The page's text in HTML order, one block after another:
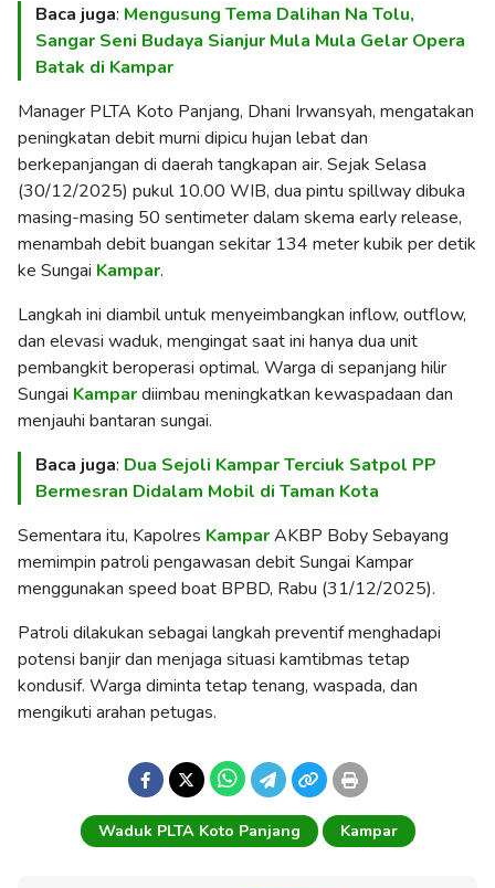
Baca juga: Mengusung Tema Dalihan Na Tolu,
Sangar Seni Budaya Sianjur Mula Mula Gelar Opera
Batak di Kampar
Manager PLTA Koto Panjang, Dhani Irwansyah, mengatakan
peningkatan debit murni dipicu hujan lebat dan
berkepanjangan di daerah tangkapan air. Sejak Selasa
(30/12/2025) pukul 10.00 WIB, dua pintu spillway dibuka
masing-masing 50 sentimeter dalam skema early release,
menambah debit buangan sekitar 134 meter kubik per detik
ke Sungai Kampar.
Langkah ini diambil untuk menyeimbangkan inflow, outflow,
dan elevasi waduk, mengingat saat ini hanya dua unit
pembangkit beroperasi optimal. Warga di sepanjang hilir
Sungai Kampardiimbau meningkatkan kewaspadaan dan
menjauhi bantaran sungai.
Baca juga: Dua Sejoli Kampar Terciuk Satpol PP
Bermesran Didalam Mobil di Taman Kota
Sementara itu, Kapolres KamparAKBP Boby Sebayang
memimpin patroli pengawasan debit Sungai Kampar
menggunakan speed boat BPBD, Rabu (31/12/2025).
Patroli dilakukan sebagai langkah preventif menghadapi
potensi banjir dan menjaga situasi kamtibmas tetap
kondusif. Warga diminta tetap tenang, waspada, dan
mengikuti arahan petugas.
Waduk PLTA Koto Panjang Kampar